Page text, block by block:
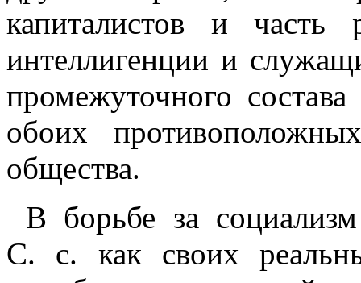
капиталистов и
интеллигенции и
промежуточного
обоих
общества.
В борьбе за
С. с. как своих